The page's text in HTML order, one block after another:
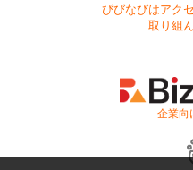
びびなびはアク
取り組
- 企業向